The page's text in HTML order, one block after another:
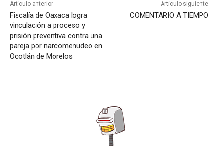
Artículo anterior
Fiscalía de Oaxaca logra
vinculación a proceso y
prisión preventiva contra una
pareja por narcomenudeo en
Ocotlán de Morelos
Artículo siguiente
COMENTARIO A TIEMPO